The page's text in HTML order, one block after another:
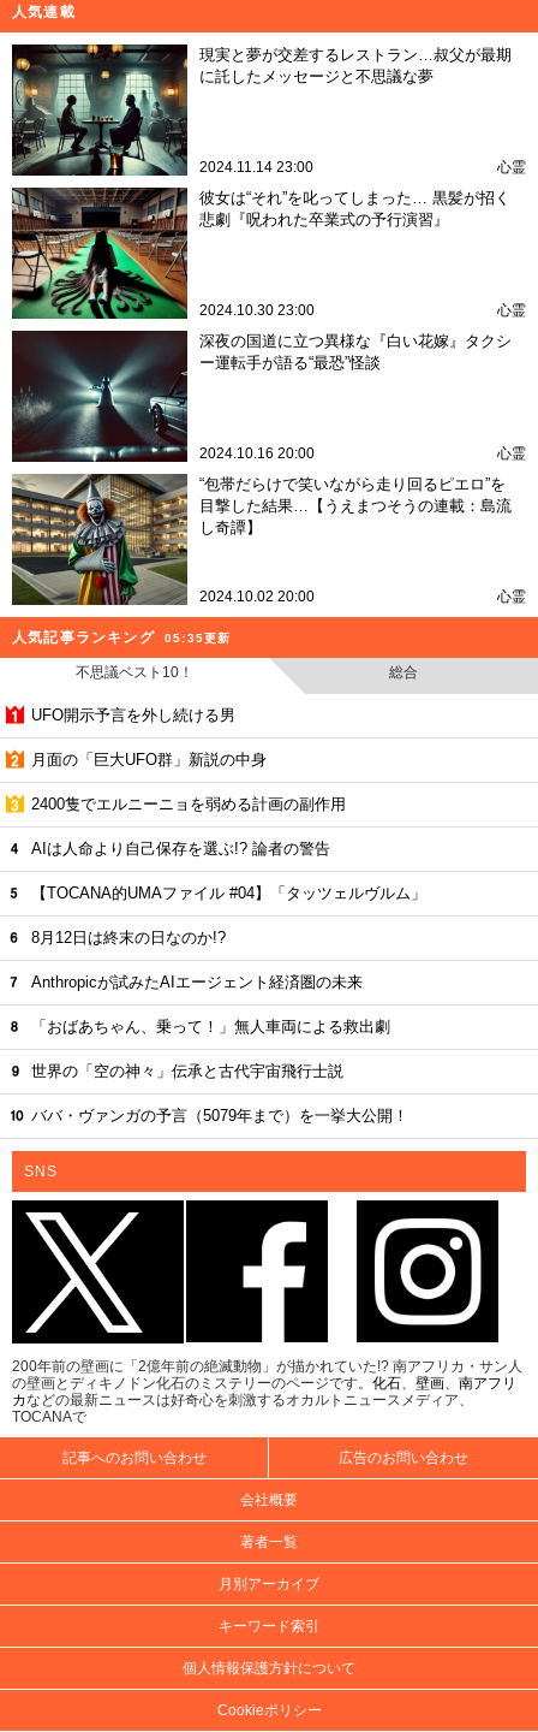
人気連載
現実と夢が交差するレストラン…叔父が最期
に託したメッセージと不思議な夢
2024.11.14 23:00 心霊
彼女は“それ”を叱ってしまった… 黒髪が招く
悲劇『呪われた卒業式の予行演習』
2024.10.30 23:00 心霊
深夜の国道に立つ異様な『白い花嫁』タクシ
ー運転手が語る“最恐”怪談
2024.10.16 20:00 心霊
“包帯だらけで笑いながら走り回るピエロ”を
目撃した結果…【うえまつそうの連載：島流
し奇譚】
2024.10.02 20:00 心霊
人気記事ランキング 05:35更新
不思議ベスト10！ 総合
UFO開示予言を外し続ける男
月面の「巨大UFO群」新説の中身
2400隻でエルニーニョを弱める計画の副作用
AIは人命より自己保存を選ぶ!? 論者の警告
【TOCANA的UMAファイル #04】「タッツェルヴルム」
8月12日は終末の日なのか!?
Anthropicが試みたAIエージェント経済圏の未来
「おばあちゃん、乗って！」無人車両による救出劇
世界の「空の神々」伝承と古代宇宙飛行士説
ババ・ヴァンガの予言（5079年まで）を一挙大公開！
SNS
200年前の壁画に「2億年前の絶滅動物」が描かれていた!? 南アフリカ・サン人
の壁画とディキノドン化石のミステリーのページです。 化石、 壁画、 南アフリ
カなどの最新ニュースは好奇心を刺激するオカルトニュースメディア、
TOCANAで
記事へのお問い合わせ 広告のお問い合わせ
会社概要
著者一覧
月別アーカイブ
キーワード索引
個人情報保護方針について
Cookieポリシー